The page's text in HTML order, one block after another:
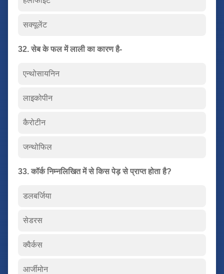
सक्यूलेंट
32. सेब के फल में लाली का कारण है-
एन्थोसायनिन
लाइकोपीन
कैरोटीन
जन्थोफिल
33. कॉर्क निम्नलिखित में से किस पेड़ से प्राप्त होता है?
डलबर्जिया
सेडरस
क्वैर्कस
आर्जीमोन